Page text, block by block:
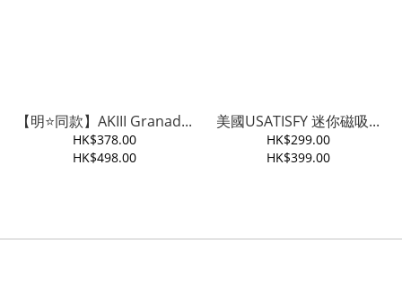
【明⭐️同款】AKIII Granad...
HK$378.00
HK$498.00
美國USATISFY 迷你磁吸...
HK$299.00
HK$399.00